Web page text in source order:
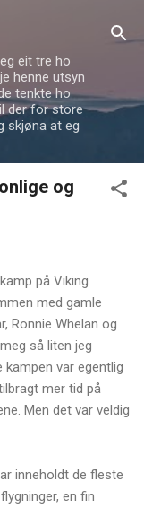
eit tre ho
henne utsyn
tenkte ho
der for store
skjøna at eg
og
på Viking
med gamle
Ronnie Whelan og
så liten jeg
kampen var egentlig
mer tid på
Men det var veldig
inneholdt de fleste
en fin